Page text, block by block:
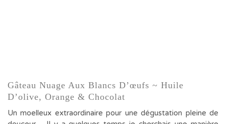
Gâteau Nuage Aux Blancs D’œufs ~ Huile
D’olive, Orange & Chocolat
Un moelleux extraordinaire pour une dégustation pleine de